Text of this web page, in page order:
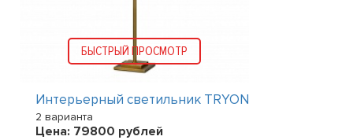
БЫСТРЫЙ ПРОСМОТР
Интерьерный светильник TRYON
2 варианта
Цена: 79800 рублей